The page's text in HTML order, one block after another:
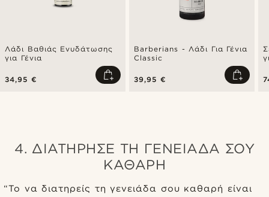
Λάδι Βαθιάς Ενυδάτωσης
για Γένια
34,95 €
Barberians - Λάδι Για Γένια
Classic
39,95 €
4. ΔΙΑΤΉΡΗΣΕ ΤΗ ΓΕΝΕΙΆΔΑ ΣΟΥ
ΚΑΘΑΡΉ
“Το να διατηρείς τη γενειάδα σου καθαρή είναι